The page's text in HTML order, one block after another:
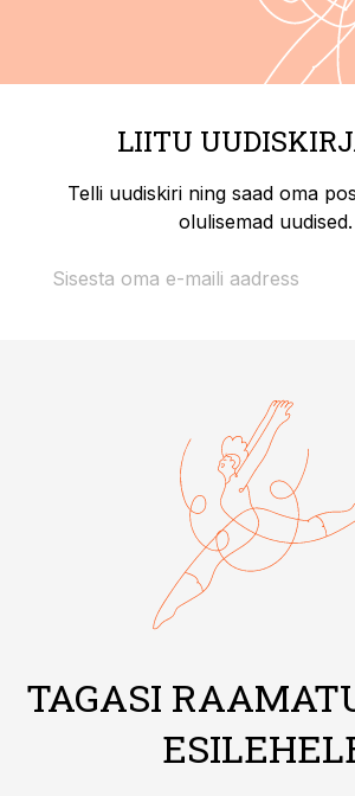
LIITU
Telli uudiskiri ning saad oma
olulisemad uudised.
TAGASI